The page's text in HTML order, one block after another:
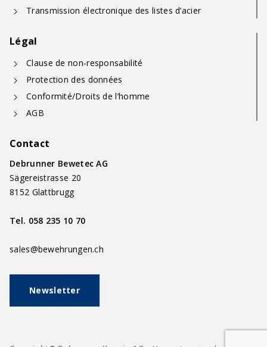
Transmission électronique des listes d’acier
Légal
Clause de non-responsabilité
Protection des données
Conformité/Droits de l’homme
AGB
Contact
Debrunner Bewetec AG
Sägereistrasse 20
8152 Glattbrugg
Tel. 058 235 10 70
sales@bewehrungen.ch
Newsletter